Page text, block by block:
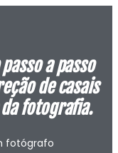
passo a passo
de casais
fotografia.
fotógrafo